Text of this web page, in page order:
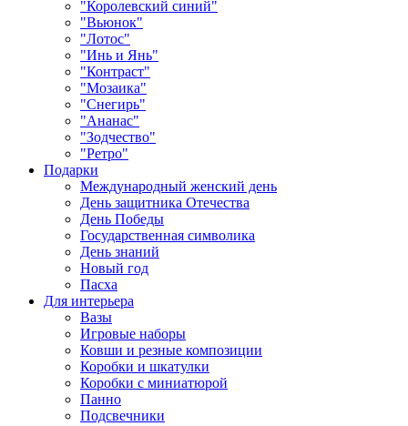
"Королевский синий"
"Вьюнок"
"Лотос"
"Инь и Янь"
"Контраст"
"Мозаика"
"Снегирь"
"Ананас"
"Зодчество"
"Ретро"
Подарки
Международный женский день
День защитника Отечества
День Победы
Государственная символика
День знаний
Новый год
Пасха
Для интерьера
Вазы
Игровые наборы
Ковши и резные композиции
Коробки и шкатулки
Коробки с миниатюрой
Панно
Подсвечники